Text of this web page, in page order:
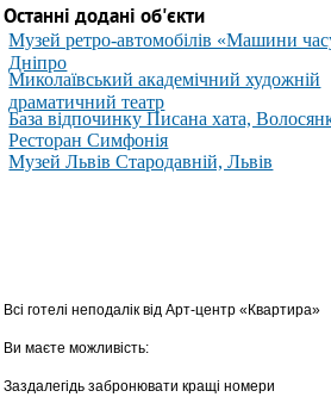
Останні додані об'єкти
Музей ретро-автомобілів «Машини
Дніпро
Миколаївський академічний художній
драматичний театр
База відпочинку Писана хата,
Ресторан Симфонія
Музей Львів Стародавній, Львів
Всі готелі неподалік від Арт-центр «Квартира»
Ви маєте можливість:
Заздалегідь забронювати кращі номери